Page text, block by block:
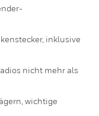
inklusive
nicht mehr als
wichtige